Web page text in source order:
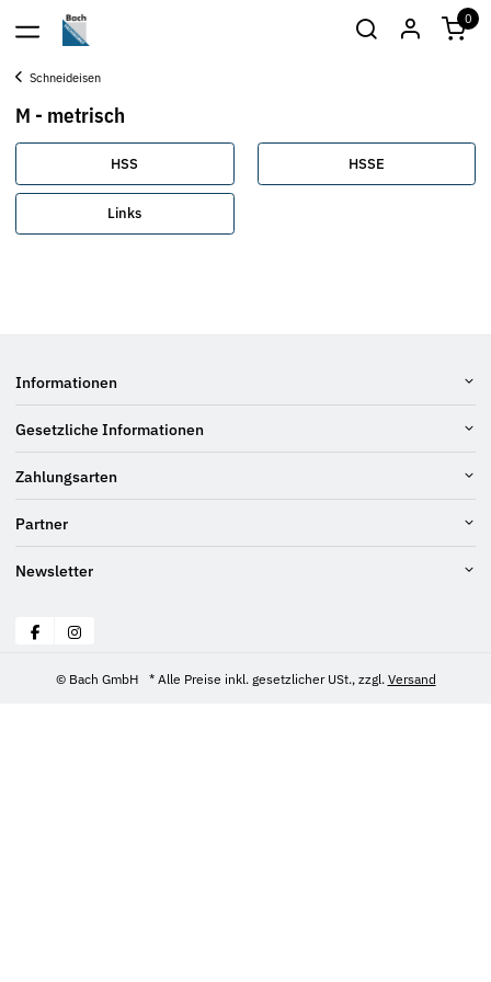
0
Schneideisen
M - metrisch
HSS HSSE
Links
Informationen
Gesetzliche Informationen
Zahlungsarten
Partner
Newsletter
© Bach GmbH * Alle Preise inkl. gesetzlicher USt., zzgl. Versand